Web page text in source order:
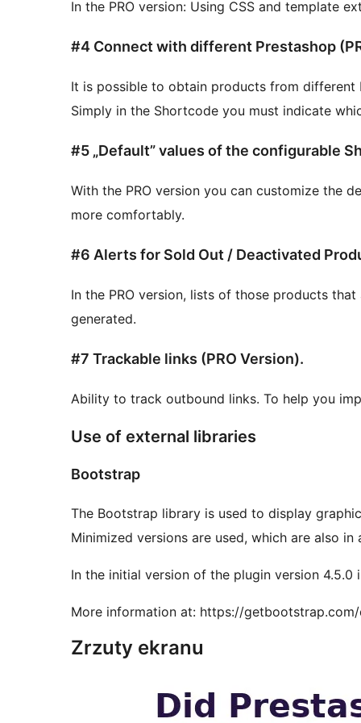
In the PRO version: Using CSS and template
#4 Connect with different Prestashop
It is possible to obtain products from different
Simply in the Shortcode you must indicate
With the PRO version you can customize the
more comfortably.
In the PRO version, lists of those products
generated.
#7 Trackable links (PRO Version).
Ability to track outbound links. To help you
Use of external libraries
Bootstrap
The Bootstrap library is used to display
Minimized versions are used, which are also
In the initial version of the plugin version 4.5.0
More information at: https://
Zrzuty ekranu